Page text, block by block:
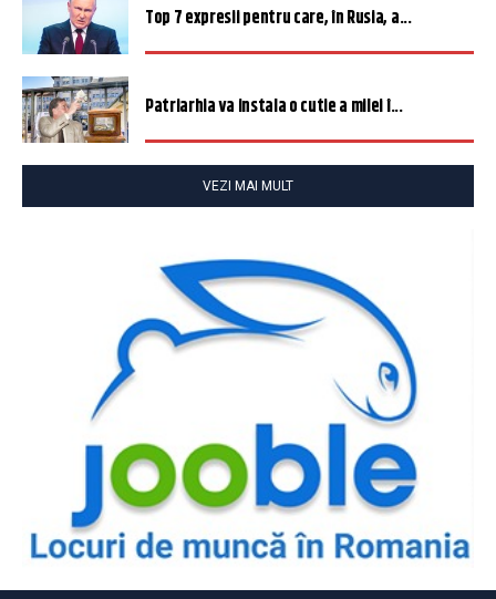
Top 7 expresii pentru care, în Rusia, a...
Patriarhia va instala o cutie a milei î...
VEZI MAI MULT